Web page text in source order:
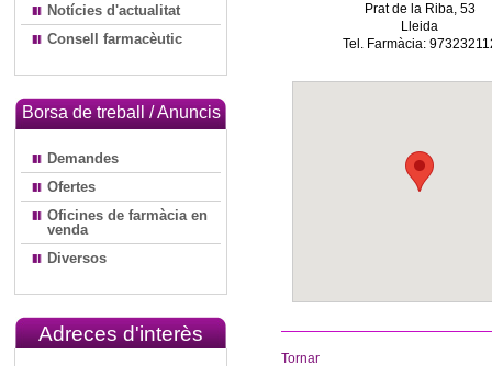
Notícies d'actualitat
Consell farmacèutic
Borsa de treball / Anuncis
Demandes
Ofertes
Oficines de farmàcia en
venda
Diversos
Adreces d'interès
Prat de la Riba, 53
Lleida
Tel. Farmàcia:
Tornar